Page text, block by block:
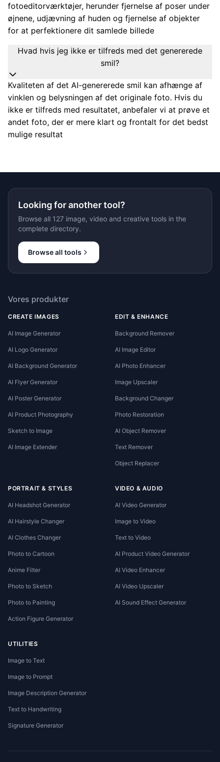
fotoeditorværktøjer, herunder fjernelse af poser under
øjnene, udjævning af huden og fjernelse af objekter
for at perfektionere dit samlede billede
Hvad hvis jeg ikke er tilfreds med det genererede
smil?
Kvaliteten af det AI-genererede smil kan afhænge af
vinklen og belysningen af det originale foto. Hvis du
ikke er tilfreds med resultatet, anbefaler vi at prøve et
andet foto, der er mere klart og frontalt for det bedst
mulige resultat
Looking for another tool?
Browse all 127 image, video and creative tools in the
complete directory.
Browse all tools
Vores produkter
CREATE IMAGES
AI Image Generator
AI Logo Generator
AI Background Generator
AI Flyer Generator
AI Poster Generator
AI Product Photography
Sketch to Image
AI Image Extender
EDIT & ENHANCE
Background Remover
AI Image Editor
AI Photo Enhancer
Image Upscaler
Background Changer
Photo Restoration
AI Object Remover
Text Remover
Object Replacer
PORTRAIT & STYLES
AI Headshot Generator
AI Hairstyle Changer
AI Clothes Changer
Photo to Cartoon
Anime Filter
Photo to Sketch
Photo to Painting
Action Figure Generator
VIDEO & AUDIO
AI Video Generator
Image to Video
Text to Video
AI Product Video Generator
AI Video Enhancer
AI Video Upscaler
AI Sound Effect Generator
UTILITIES
Image to Text
Image to Prompt
Image Description Generator
Text to Handwriting
Signature Generator